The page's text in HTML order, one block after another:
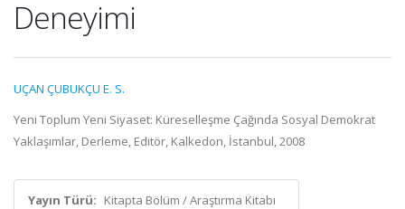
Deneyimi
UÇAN ÇUBUKÇU E. S.
Yeni Toplum Yeni Siyaset: Küreselleşme Çağında Sosyal Demokrat
Yaklaşımlar, Derleme, Editör, Kalkedon, İstanbul, 2008
Yayın Türü: Kitapta Bölüm / Araştırma Kitabı